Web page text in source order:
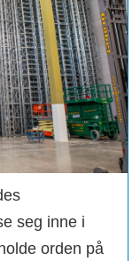
seg inne i
orden på